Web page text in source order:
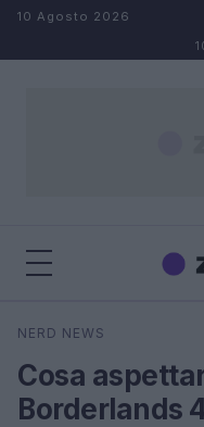
Salta al contenuto
10 Agosto 2026
Cerca
NERD NEWS
Cosa
Borderlands